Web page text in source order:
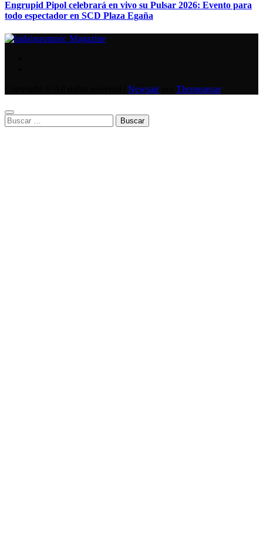
Engrupid Pipol celebrará en vivo su Pulsar 2026: Evento para
todo espectador en SCD Plaza Egaña
Newsairpor Themeansar.
Buscar: